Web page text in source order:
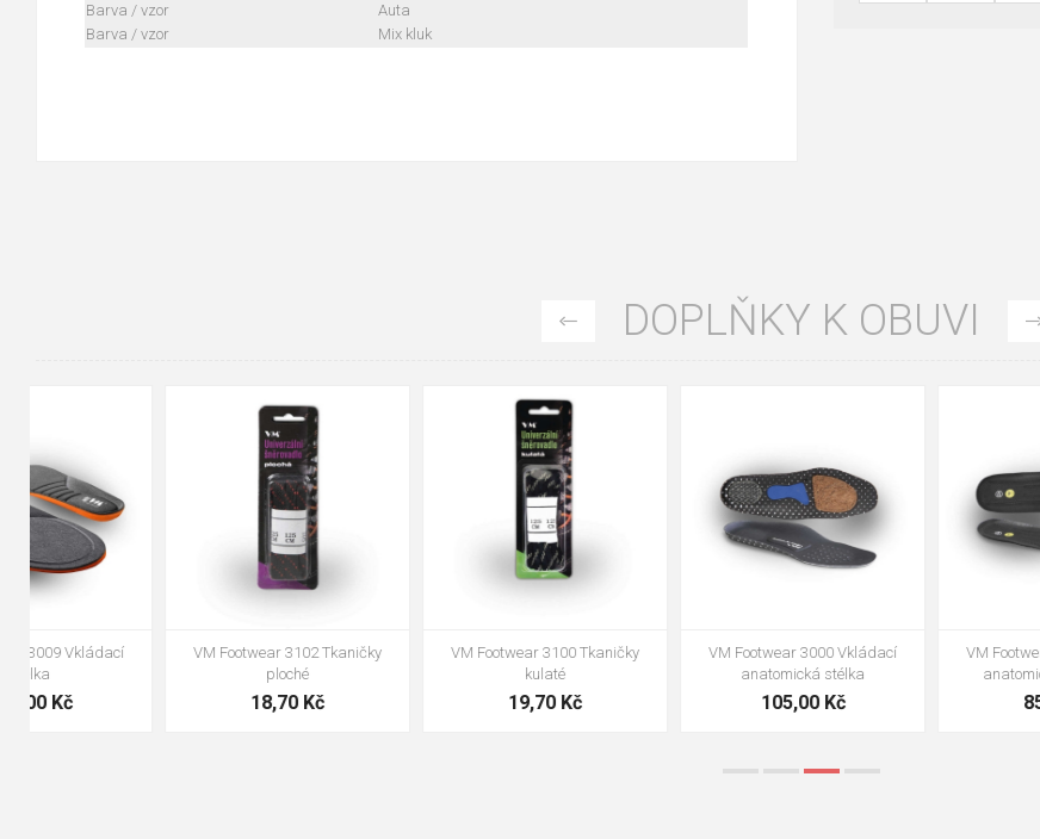
Barva / vzor
Auta
Barva / vzor
Mix kluk
DOPLŇKY K OBUVI
VM Footwear 3100 Tkaničky
VM Footwear 3000 Vkládací
VM Footwear 3002 Vkládací
anatomická stélka ESD
VM Footwear 3900 Čistící houba